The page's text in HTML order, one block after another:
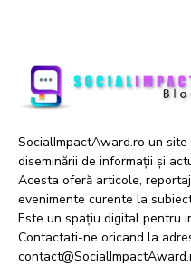
SocialImpactAward.ro un
diseminării de informații și
Acesta oferă articole,
evenimente curente la
Este un spațiu digital pentru
Contactati-ne oricand la